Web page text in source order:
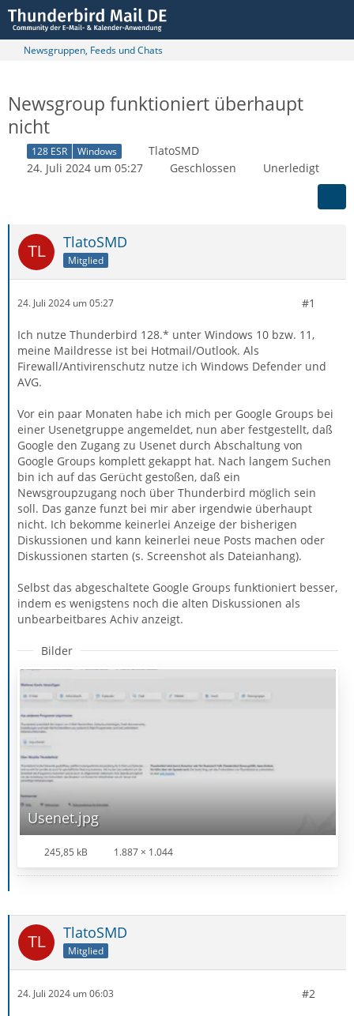
Newsgruppen, Feeds und Chats
Newsgroup funktioniert überhaupt
nicht
128 ESR Windows
TlatoSMD
24. Juli 2024 um 05:27
Geschlossen Unerledigt
TlatoSMD
Mitglied
24. Juli 2024 um 05:27 #1
Ich nutze Thunderbird 128.* unter Windows 10 bzw. 11,
meine Maildresse ist bei Hotmail/Outlook. Als
Firewall/Antivirenschutz nutze ich Windows Defender und
AVG.
Vor ein paar Monaten habe ich mich per Google Groups bei
einer Usenetgruppe angemeldet, nun aber festgestellt, daß
Google den Zugang zu Usenet durch Abschaltung von
Google Groups komplett gekappt hat. Nach langem Suchen
bin ich auf das Gerücht gestoßen, daß ein
Newsgroupzugang noch über Thunderbird möglich sein
soll. Das ganze funzt bei mir aber irgendwie überhaupt
nicht. Ich bekomme keinerlei Anzeige der bisherigen
Diskussionen und kann keinerlei neue Posts machen oder
Diskussionen starten (s. Screenshot als Dateianhang).
Selbst das abgeschaltete Google Groups funktioniert besser,
indem es wenigstens noch die alten Diskussionen als
unbearbeitbares Achiv anzeigt.
Bilder
Usenet.jpg
245,85 kB 1.887 × 1.044
TlatoSMD
Mitglied
24. Juli 2024 um 06:03 #2